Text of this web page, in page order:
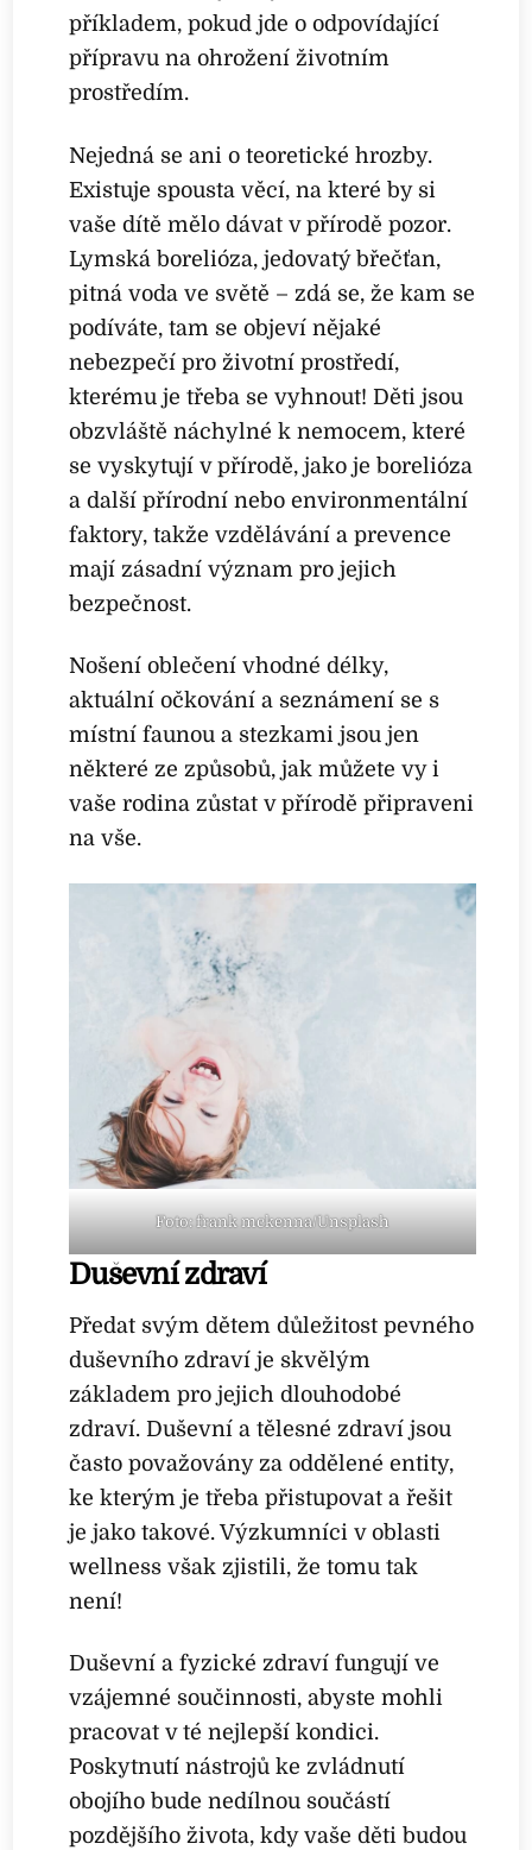
příkladem, pokud jde o odpovídající
přípravu na ohrožení životním
prostředím.
Nejedná se ani o teoretické hrozby.
Existuje spousta věcí, na které by si
vaše dítě mělo dávat v přírodě pozor.
Lymská borelióza, jedovatý břečťan,
pitná voda ve světě – zdá se, že kam se
podíváte, tam se objeví nějaké
nebezpečí pro životní prostředí,
kterému je třeba se vyhnout! Děti jsou
obzvláště náchylné k nemocem, které
se vyskytují v přírodě, jako je borelióza
a další přírodní nebo environmentální
faktory, takže vzdělávání a prevence
mají zásadní význam pro jejich
bezpečnost.
Nošení oblečení vhodné délky,
aktuální očkování a seznámení se s
místní faunou a stezkami jsou jen
některé ze způsobů, jak můžete vy i
vaše rodina zůstat v přírodě připraveni
na vše.
Foto: frank mckenna/Unsplash
Duševní zdraví
Předat svým dětem důležitost pevného
duševního zdraví je skvělým
základem pro jejich dlouhodobé
zdraví. Duševní a tělesné zdraví jsou
často považovány za oddělené entity,
ke kterým je třeba přistupovat a řešit
je jako takové. Výzkumníci v oblasti
wellness však zjistili, že tomu tak
není!
Duševní a fyzické zdraví fungují ve
vzájemné součinnosti, abyste mohli
pracovat v té nejlepší kondici.
Poskytnutí nástrojů ke zvládnutí
obojího bude nedílnou součástí
pozdějšího života, kdy vaše děti budou